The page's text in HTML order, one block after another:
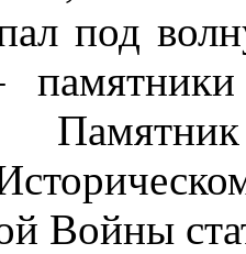
под
–
Войны